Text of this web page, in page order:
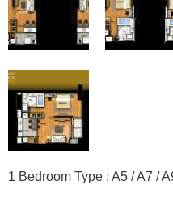
1 Bedroom Type : A5 / A7 /